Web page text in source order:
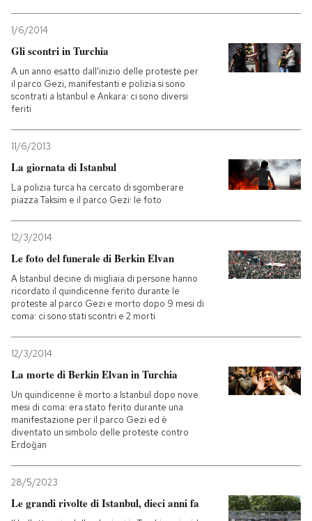
1/6/2014
Gli scontri in Turchia
A un anno esatto dall'inizio delle proteste per
il parco Gezi, manifestanti e polizia si sono
scontrati a Istanbul e Ankara: ci sono diversi
feriti
11/6/2013
La giornata di Istanbul
La polizia turca ha cercato di sgomberare
piazza Taksim e il parco Gezi: le foto
12/3/2014
Le foto del funerale di Berkin Elvan
A Istanbul decine di migliaia di persone hanno
ricordato il quindicenne ferito durante le
proteste al parco Gezi e morto dopo 9 mesi di
coma: ci sono stati scontri e 2 morti
12/3/2014
La morte di Berkin Elvan in Turchia
Un quindicenne è morto a Istanbul dopo nove
mesi di coma: era stato ferito durante una
manifestazione per il parco Gezi ed è
diventato un simbolo delle proteste contro
Erdoğan
28/5/2023
Le grandi rivolte di Istanbul, dieci anni fa